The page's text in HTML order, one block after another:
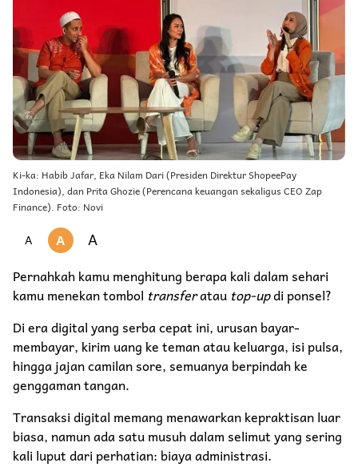
Ki-ka: Habib Jafar, Eka Nilam Dari (Presiden Direktur ShopeePay
Indonesia), dan Prita Ghozie (Perencana keuangan sekaligus CEO Zap
Finance). Foto: Novi
A A A
Pernahkah kamu menghitung berapa kali dalam sehari
kamu menekan tombol transferatau top-updi ponsel?
Di era digital yang serba cepat ini, urusan bayar-
membayar, kirim uang ke teman atau keluarga, isi pulsa,
hingga jajan camilan sore, semuanya berpindah ke
genggaman tangan.
Transaksi digital memang menawarkan kepraktisan luar
biasa, namun ada satu musuh dalam selimut yang sering
kali luput dari perhatian: biaya administrasi.